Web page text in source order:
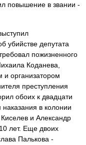
повышение в звании -
убийстве депутата
пожизненного
Коданева,
и организатором
преступления
обоих к двадцати
в колонии
и Александр
лет. Еще двоих
Палькова -